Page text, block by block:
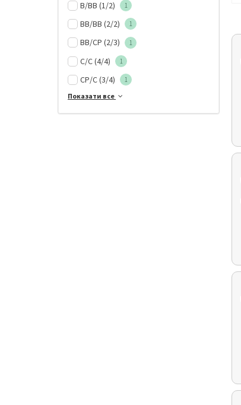
В/ВВ (1/2) 1
ВВ/ВВ (2/2) 1
ВВ/СР (2/3) 1
С/С (4/4) 1
СР/С (3/4)
1
Показати все